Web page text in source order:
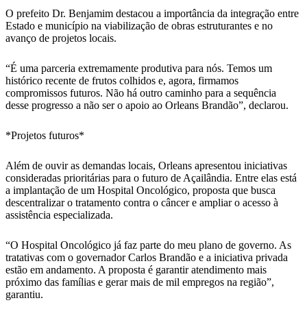
O prefeito Dr. Benjamim destacou a importância da integração entre
Estado e município na viabilização de obras estruturantes e no
avanço de projetos locais.
“É uma parceria extremamente produtiva para nós. Temos um
histórico recente de frutos colhidos e, agora, firmamos
compromissos futuros. Não há outro caminho para a sequência
desse progresso a não ser o apoio ao Orleans Brandão”, declarou.
*Projetos futuros*
Além de ouvir as demandas locais, Orleans apresentou iniciativas
consideradas prioritárias para o futuro de Açailândia. Entre elas está
a implantação de um Hospital Oncológico, proposta que busca
descentralizar o tratamento contra o câncer e ampliar o acesso à
assistência especializada.
“O Hospital Oncológico já faz parte do meu plano de governo. As
tratativas com o governador Carlos Brandão e a iniciativa privada
estão em andamento. A proposta é garantir atendimento mais
próximo das famílias e gerar mais de mil empregos na região”,
garantiu.